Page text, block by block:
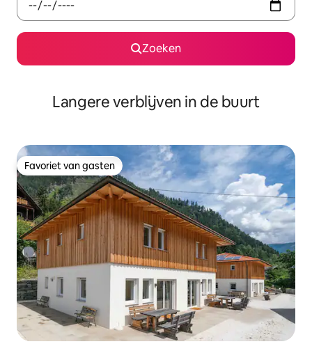
Zoeken
Langere verblijven in de buurt
Favoriet van gasten
Favoriet van gasten